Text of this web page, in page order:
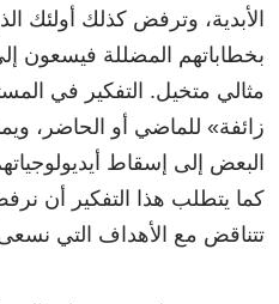
الأبدية، وترفض كذلك أولئك
بخطاباتهم المضللة فيسعون
مثالي متخيل. التفكير في
زائفة» للماضي أو الحاضر،
البعض إلى إسقاط
كما يتطلب هذا التفكير أن
تتناقض مع الأهداف التي نسعى